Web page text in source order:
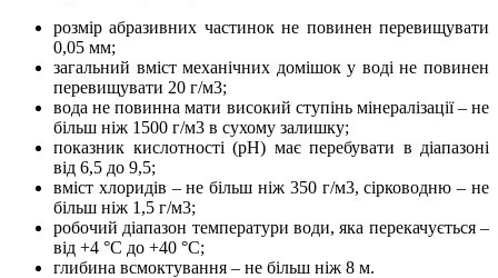
розмір абразивних частинок не повинен перевищувати
0,05 мм;
загальний вміст механічних домішок у воді не повинен
перевищувати 20 г/м3;
вода не повинна мати високий ступінь мінералізації – не
більш ніж 1500 г/м3 в сухому залишку;
показник кислотності (рН) має перебувати в діапазоні
від 6,5 до 9,5;
вміст хлоридів – не більш ніж 350 г/м3, сірководню – не
більш ніж 1,5 г/м3;
робочий діапазон температури води, яка перекачується –
від +4 °С до +40 °С;
глибина всмоктування – не більш ніж 8 м.